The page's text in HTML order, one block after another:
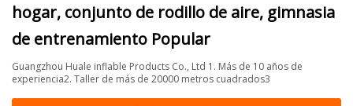
hogar, conjunto de rodillo de aire, gimnasia
de entrenamiento Popular
Guangzhou Huale inflable Products Co., Ltd 1. Más de 10 años de
experiencia2. Taller de más de 20000 metros cuadrados3